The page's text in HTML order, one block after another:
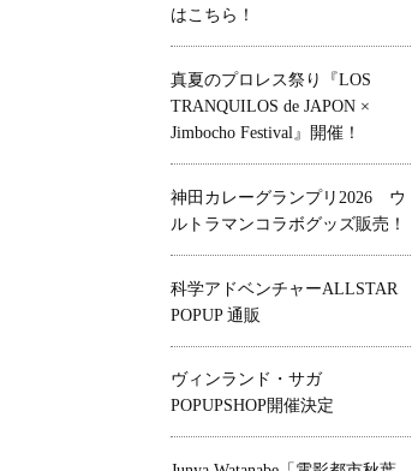
はこちら！
真夏のプロレス祭り『LOS
TRANQUILOS de JAPON ×
Jimbocho Festival』開催！
神田カレーグランプリ2026 ウ
ルトラマンコラボグッズ販売！
科学アドベンチャーALLSTAR
POPUP 通販
ヴィンランド・サガ
POPUPSHOP開催決定